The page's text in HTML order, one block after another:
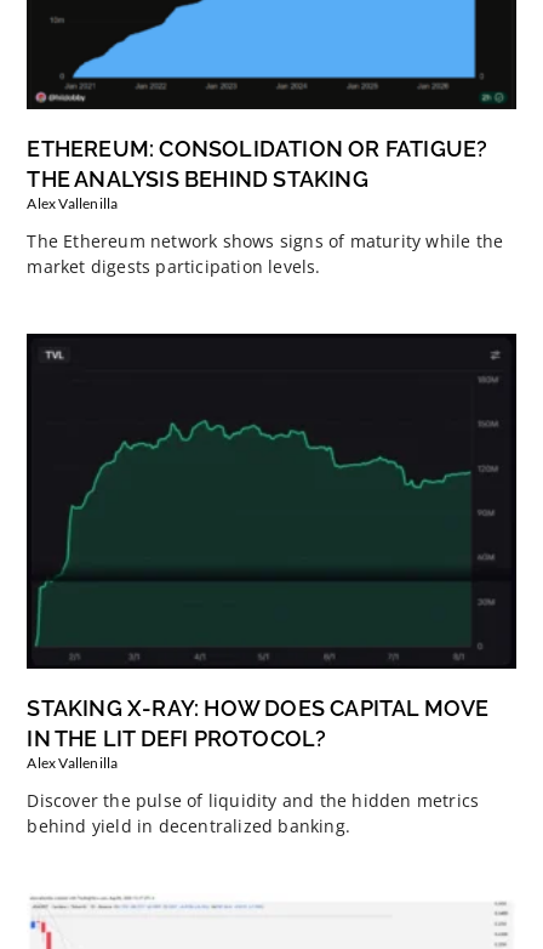
ETHEREUM: CONSOLIDATION OR FATIGUE?
THE ANALYSIS BEHIND STAKING
Alex Vallenilla
The Ethereum network shows signs of maturity while the
market digests participation levels.
STAKING X-RAY: HOW DOES CAPITAL MOVE
IN THE LIT DEFI PROTOCOL?
Alex Vallenilla
Discover the pulse of liquidity and the hidden metrics
behind yield in decentralized banking.